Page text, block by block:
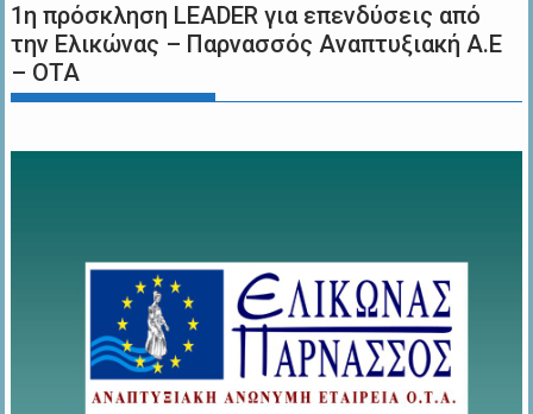
1η πρόσκληση LEADER για επενδύσεις από
την Ελικώνας – Παρνασσός Αναπτυξιακή Α.Ε
– ΟΤΑ